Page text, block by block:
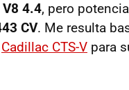
4.4, pero
CV. Me resulta
Cadillac CTS-V para